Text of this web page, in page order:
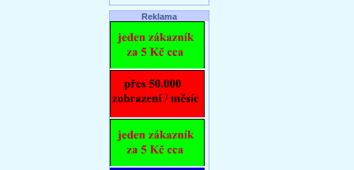
Reklama